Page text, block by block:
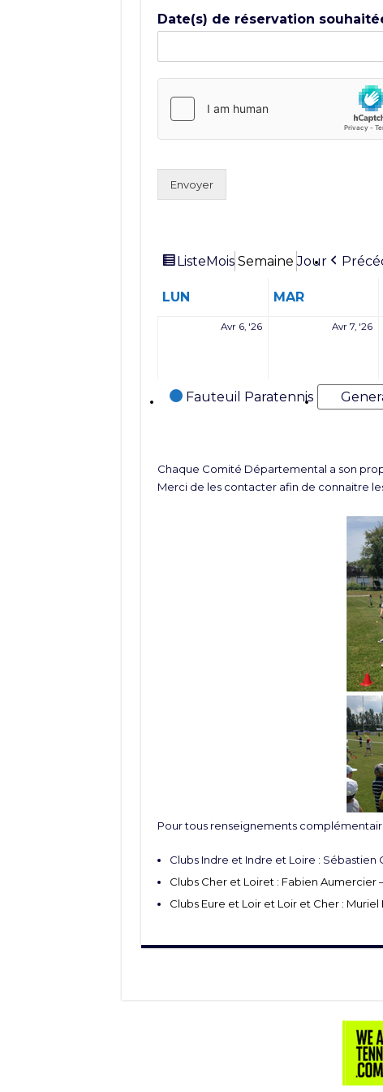
Date(s) de réservation
Envoyer
Vue
Liste Mois Semaine Jour
LUNLUNDI MARMARDI
Avr 6, '266
Avr 7, '267
Catégories
Fauteuil Paratennis
Chaque Comité Départemental a son
Merci de les contacter afin de connaitre
Pour tous renseignements
Clubs Indre et Indre et Loire : Sébastien
Clubs Cher et Loiret : Fabien Aumercier
Clubs Eure et Loir et Loir et Cher : Muriel